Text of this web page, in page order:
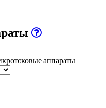
аппараты